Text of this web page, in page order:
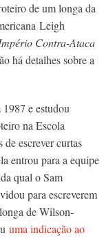
de um longa da
Leigh
Contra-Ataca
há detalhes sobre a
e estudou
na Escola
escrever curtas
entrou para a equipe
qual o Sam
para escreverem
de Wilson-
uma indicação ao